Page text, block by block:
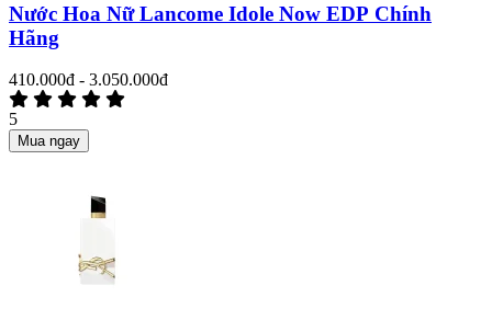
Nước Hoa Nữ Lancome Idole Now EDP Chính
Hãng
410.000đ - 3.050.000đ
5
Mua ngay